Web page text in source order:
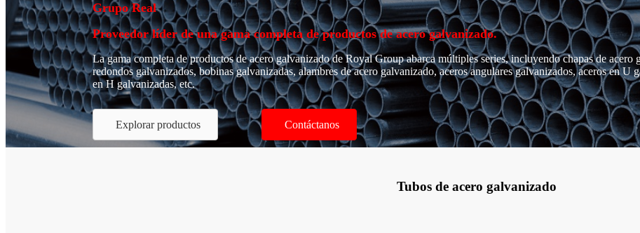
Grupo Real
Proveedor líder de una gama completa de productos de acero galvanizado.
La gama completa de productos de acero galvanizado de Royal Group abarca múltiples series, incluyendo chapas de acero
redondos galvanizados, bobinas galvanizadas, alambres de acero galvanizado, aceros angulares galvanizados, aceros en U
en H galvanizadas, etc.
Explorar productos Contáctanos
Tubos de acero galvanizado